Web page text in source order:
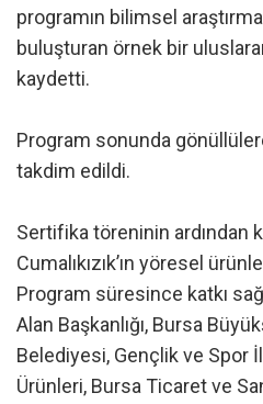
programın bilimsel
buluşturan örnek bir
kaydetti.
Program sonunda
takdim edildi.
Sertifika töreninin ardından
Cumalıkızık’ın yöresel
Program süresince katkı
Alan Başkanlığı, Bursa
Belediyesi, Gençlik ve Spor
Ürünleri, Bursa Ticaret ve